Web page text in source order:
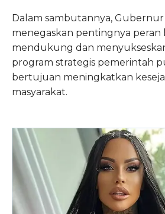
Dalam sambutannya, Gubernur
menegaskan pentingnya peran
mendukung dan
program strategis pemerintah
bertujuan meningkatkan
masyarakat.